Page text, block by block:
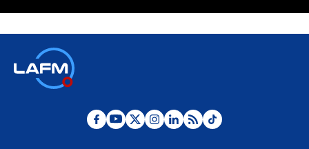
Posesión de Abelardo De La Espriella